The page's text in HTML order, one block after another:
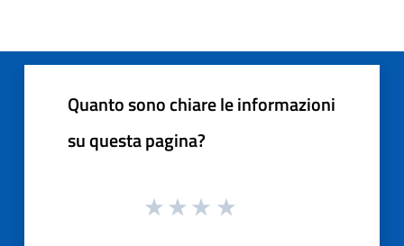
Quanto sono chiare le informazioni
su questa pagina?